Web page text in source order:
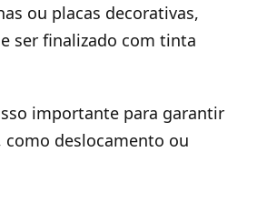
ou placas decorativas,
ser finalizado com tinta
importante para garantir
deslocamento ou